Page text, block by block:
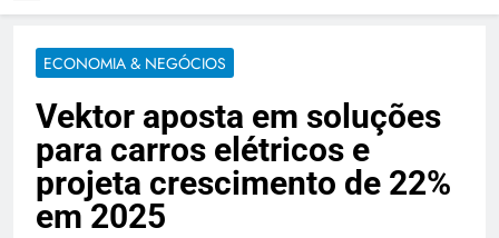
ECONOMIA & NEGÓCIOS
Vektor aposta em soluções
para carros elétricos e
projeta crescimento de 22%
em 2025